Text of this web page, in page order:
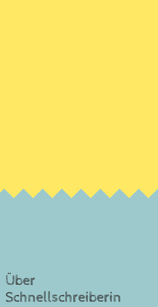
Über
Schnellschreiberin